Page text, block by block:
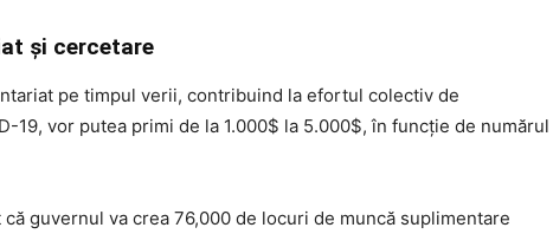
și cercetare
pe timpul verii, contribuind la efortul colectiv de
19, vor putea primi de la 1.000$ la 5.000$, în funcție de numărul
guvernul va crea 76,000 de locuri de muncă suplimentare